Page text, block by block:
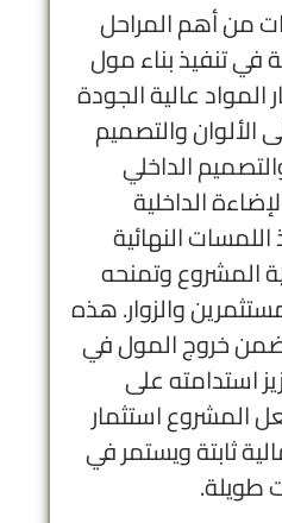
من أهم المراحل
في تنفيذ بناء مول
المواد عالية الجودة
الألوان والتصميم
التصميم الداخلي
الداخلية
النهائية
المشروع وتمنحه
والزوار. هذه
تضمن خروج المول في
استدامته على
المشروع استثمار
ثابتة ويستمر في
طويلة.